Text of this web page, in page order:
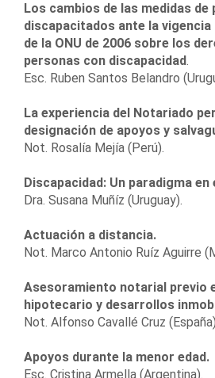
Los cambios de las medidas
discapacitados ante la vigencia
de la ONU de 2006 sobre los
personas con discapacidad.
Esc. Ruben Santos Belandro
La experiencia del Notariado
designación de apoyos y
Not. Rosalía Mejía (Perú).
Discapacidad: Un paradigma en
Dra. Susana Muñíz (Uruguay).
Actuación a distancia.
Not. Marco Antonio Ruíz Aguirre
Asesoramiento notarial previo
hipotecario y desarrollos
Not. Alfonso Cavallé Cruz
Apoyos durante la menor edad.
Esc. Cristina Armella (Argentina).